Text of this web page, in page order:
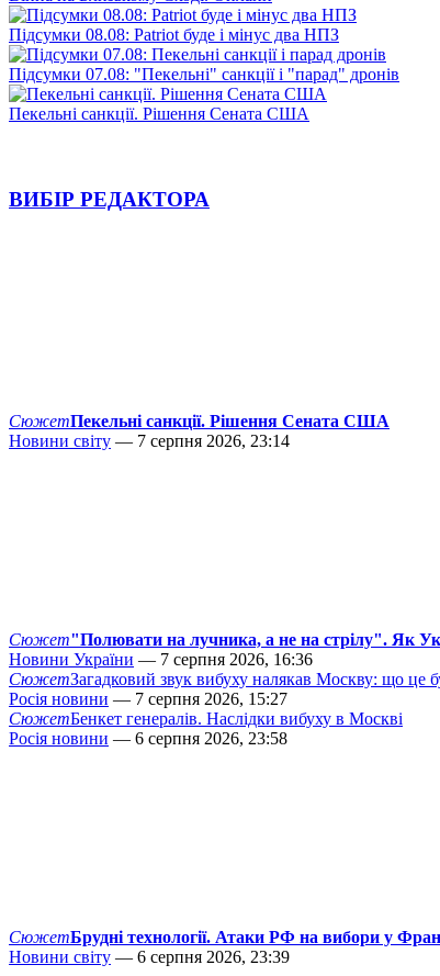
Підсумки 08.08: Patriot буде і мінус два НПЗ
Підсумки 07.08: "Пекельні" санкції і "парад" дронів
Пекельні санкції. Рішення Сената США
ВИБІР РЕДАКТОРА
СюжетПекельні санкції. Рішення Сената США
Новини світу — 7 серпня 2026, 23:14
Сюжет"Полювати на лучника, а не на стрілу". Як
Новини України — 7 серпня 2026, 16:36
СюжетЗагадковий звук вибуху налякав Москву: що це
Росія новини — 7 серпня 2026, 15:27
СюжетБенкет генералів. Наслідки вибуху в Москві
Росія новини — 6 серпня 2026, 23:58
СюжетБрудні технології. Атаки РФ на вибори у
Новини світу — 6 серпня 2026, 23:39